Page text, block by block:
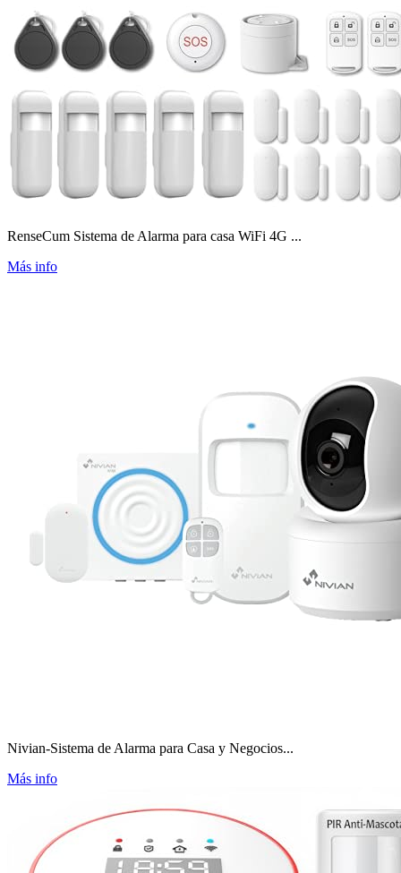
RenseCum Sistema de Alarma para casa WiFi 4G ...
Más info
Nivian-Sistema de Alarma para Casa y Negocios...
Más info